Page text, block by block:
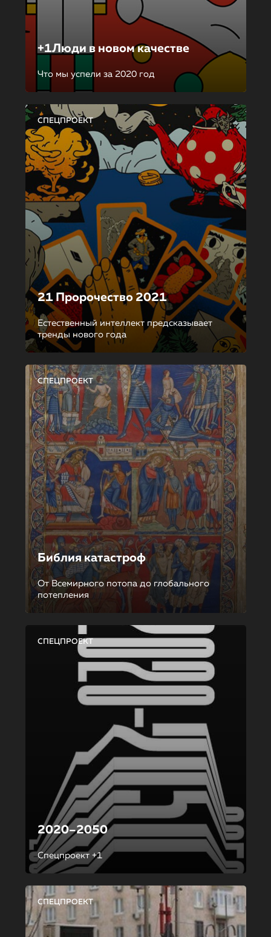
+1Люди в новом качестве
Что мы успели за 2020 год
СПЕЦПРОЕКТ
21 Пророчество 2021
Естественный интеллект предсказывает
тренды нового года
СПЕЦПРОЕКТ
Библия катастроф
От Всемирного потопа до глобального
потепления
СПЕЦПРОЕКТ
2020–2050
Спецпроект +1
СПЕЦПРОЕКТ